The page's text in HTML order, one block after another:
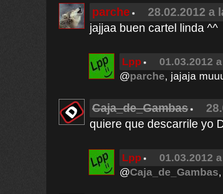
parche
28.02.2012 a
jajjaa buen cartel linda ^^
Lpp
01.03.2012
@parche, jajaja
Caja_de_Gambas
quiere que descarrile yo
Lpp
01.03.2012
@Caja_de_Gambas